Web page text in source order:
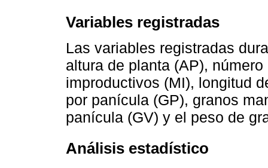
Variables registradas
Las variables registradas
altura de planta (AP),
improductivos (MI), longitud
por panícula (GP), granos
panícula (GV) y el peso de
Análisis estadístico